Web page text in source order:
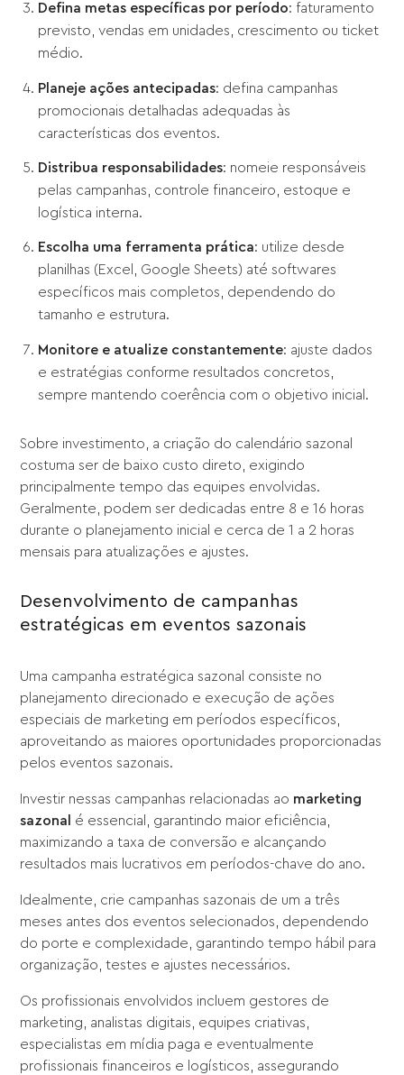
Defina metas específicas por período: faturamento
previsto, vendas em unidades, crescimento ou ticket
médio.
Planeje ações antecipadas: defina campanhas
promocionais detalhadas adequadas às
características dos eventos.
Distribua responsabilidades: nomeie responsáveis
pelas campanhas, controle financeiro, estoque e
logística interna.
Escolha uma ferramenta prática: utilize desde
planilhas (Excel, Google Sheets) até softwares
específicos mais completos, dependendo do
tamanho e estrutura.
Monitore e atualize constantemente: ajuste dados
e estratégias conforme resultados concretos,
sempre mantendo coerência com o objetivo inicial.
Sobre investimento, a criação do calendário sazonal
costuma ser de baixo custo direto, exigindo
principalmente tempo das equipes envolvidas.
Geralmente, podem ser dedicadas entre 8 e 16 horas
durante o planejamento inicial e cerca de 1 a 2 horas
mensais para atualizações e ajustes.
Desenvolvimento de campanhas
estratégicas em eventos sazonais
Uma campanha estratégica sazonal consiste no
planejamento direcionado e execução de ações
especiais de marketing em períodos específicos,
aproveitando as maiores oportunidades proporcionadas
pelos eventos sazonais.
Investir nessas campanhas relacionadas ao marketing
sazonal
é essencial, garantindo maior eficiência,
maximizando a taxa de conversão e alcançando
resultados mais lucrativos em períodos-chave do ano.
Idealmente, crie campanhas sazonais de um a três
meses antes dos eventos selecionados, dependendo
do porte e complexidade, garantindo tempo hábil para
organização, testes e ajustes necessários.
Os profissionais envolvidos incluem gestores de
marketing, analistas digitais, equipes criativas,
especialistas em mídia paga e eventualmente
profissionais financeiros e logísticos, assegurando